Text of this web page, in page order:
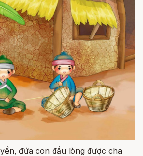
đứa con đầu lòng được cha